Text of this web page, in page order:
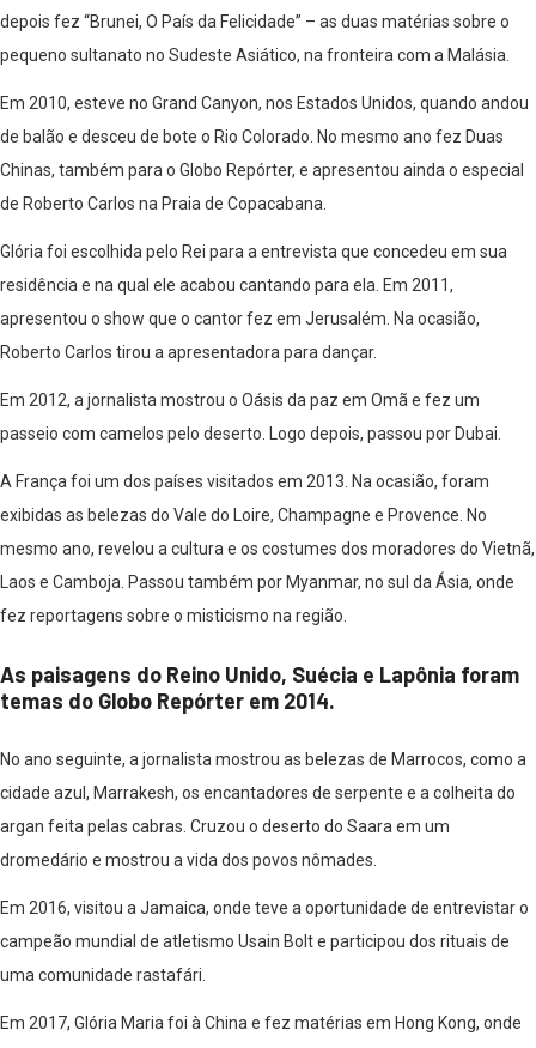
depois fez “Brunei, O País da Felicidade” – as duas matérias sobre o
pequeno sultanato no Sudeste Asiático, na fronteira com a Malásia.
Em 2010, esteve no Grand Canyon, nos Estados Unidos, quando andou
de balão e desceu de bote o Rio Colorado. No mesmo ano fez Duas
Chinas, também para o Globo Repórter, e apresentou ainda o especial
de Roberto Carlos na Praia de Copacabana.
Glória foi escolhida pelo Rei para a entrevista que concedeu em sua
residência e na qual ele acabou cantando para ela. Em 2011,
apresentou o show que o cantor fez em Jerusalém. Na ocasião,
Roberto Carlos tirou a apresentadora para dançar.
Em 2012, a jornalista mostrou o Oásis da paz em Omã e fez um
passeio com camelos pelo deserto. Logo depois, passou por Dubai.
A França foi um dos países visitados em 2013. Na ocasião, foram
exibidas as belezas do Vale do Loire, Champagne e Provence. No
mesmo ano, revelou a cultura e os costumes dos moradores do Vietnã,
Laos e Camboja. Passou também por Myanmar, no sul da Ásia, onde
fez reportagens sobre o misticismo na região.
As paisagens do Reino Unido, Suécia e Lapônia foram
temas do Globo Repórter em 2014.
No ano seguinte, a jornalista mostrou as belezas de Marrocos, como a
cidade azul, Marrakesh, os encantadores de serpente e a colheita do
argan feita pelas cabras. Cruzou o deserto do Saara em um
dromedário e mostrou a vida dos povos nômades.
Em 2016, visitou a Jamaica, onde teve a oportunidade de entrevistar o
campeão mundial de atletismo Usain Bolt e participou dos rituais de
uma comunidade rastafári.
Em 2017, Glória Maria foi à China e fez matérias em Hong Kong, onde